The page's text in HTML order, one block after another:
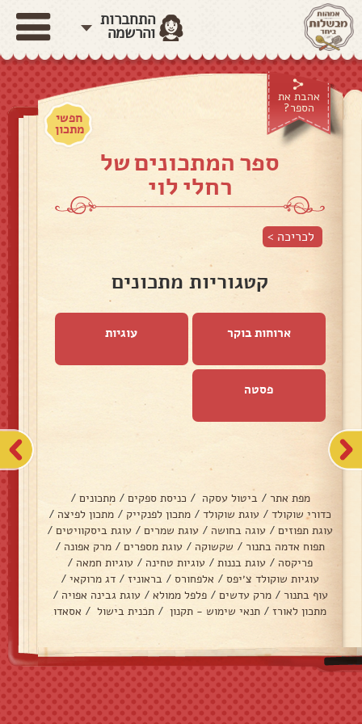
התחברות
והרשמה
אהבת את
הספר?
חפשי
מתכון
ספר המתכונים של
רחלי לוי
לכריכה >
קטגוריות מתכונים
ארוחות בוקר עוגיות
פסטה
מפת אתר / ביטול עסקה / כניסת ספקים / מתכונים /
כדורי שוקולד / עוגת שוקולד / מתכון לפנקייק / מתכון לפיצה /
עוגת תפוזים / עוגה בחושה / עוגת שמרים / עוגת ביסקוויטים /
תפוח אדמה בתנור / שקשוקה / עוגת מספרים / מרק אפונה /
פריקסה / עוגת בננות / עוגיות טחינה / עוגיות חמאה /
עוגיות שוקולד צ׳יפס / אלפחורס / בראוניז / דג מרוקאי /
עוף בתנור / מרק עדשים / פלפל ממולא / עוגת גבינה אפויה /
מתכון לאורז / תנאי שימוש - תקנון / תכנית בישול / אסאדו